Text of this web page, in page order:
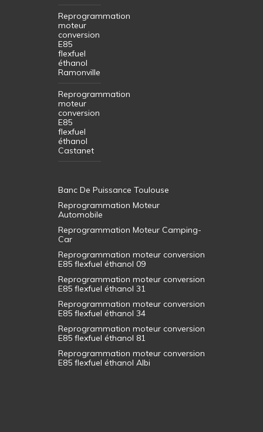
Reprogrammation
moteur
conversion
E85
flexfuel
éthanol
Ramonville
Reprogrammation
moteur
conversion
E85
flexfuel
éthanol
Castanet
Banc De Puissance Toulouse
Reprogrammation Moteur
Automobile
Reprogrammation Moteur Camping-
Car
Reprogrammation moteur conversion
E85 flexfuel éthanol 09
Reprogrammation moteur conversion
E85 flexfuel éthanol 31
Reprogrammation moteur conversion
E85 flexfuel éthanol 34
Reprogrammation moteur conversion
E85 flexfuel éthanol 81
Reprogrammation moteur conversion
E85 flexfuel éthanol Albi